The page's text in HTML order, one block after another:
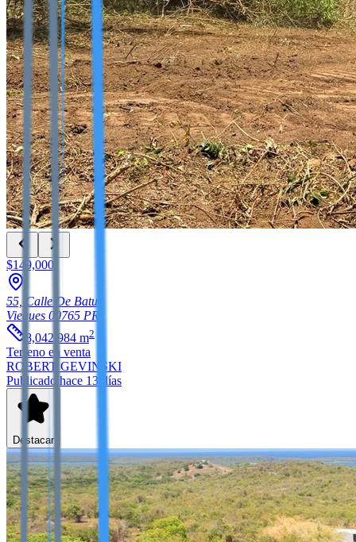
$149,000
55, Calle De Batu
Vieques 00765 PR
8,042.984 m2
Terreno en venta
ROBERT GEVINSKI
Publicado hace 13 días
Destacar